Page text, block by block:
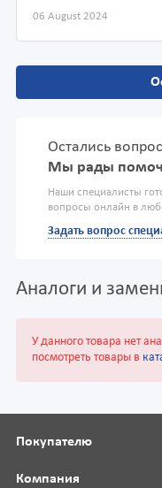
06 August 2024
Остались
Мы рады
Наши специалисты
вопросы онлайн в
Задать вопрос
Аналоги и
У данного товара нет
посмотреть товары в
Покупателю
Компания